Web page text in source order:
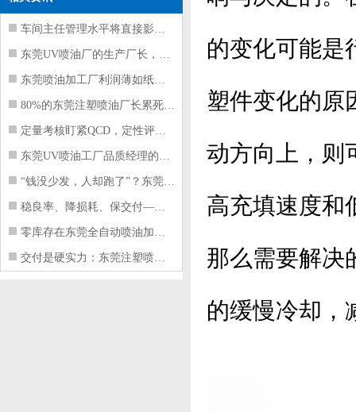
车间主任管理水平将直接影响东莞注塑件
东莞UV喷油厂的生产厂长，到底在给工
东莞喷油加工厂利润薄如纸？这四项基本
80%的东莞注塑喷油厂长累死累活，利
定量考核盯紧QCD，定性评价看好配合
东莞UV喷油工厂品质经理的四项核心管
“钱没少发，人却跑了”？东莞注塑喷油
稳良率、降损耗、保交付——东莞这家U
零库存在东莞全自动喷油加工厂不可行的
交付是硬实力：东莞注塑喷油厂如何用齐
的变化可能是
塑件变化的原
动方向上，则
高充填速度和
那么需要解决
的缓慢冷却，